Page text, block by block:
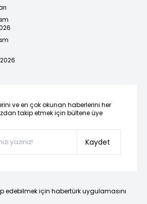
ve en çok okunan haberlerini her
takip etmek için bültene üye
Kaydet
edebilmek için habertürk uygulamasını